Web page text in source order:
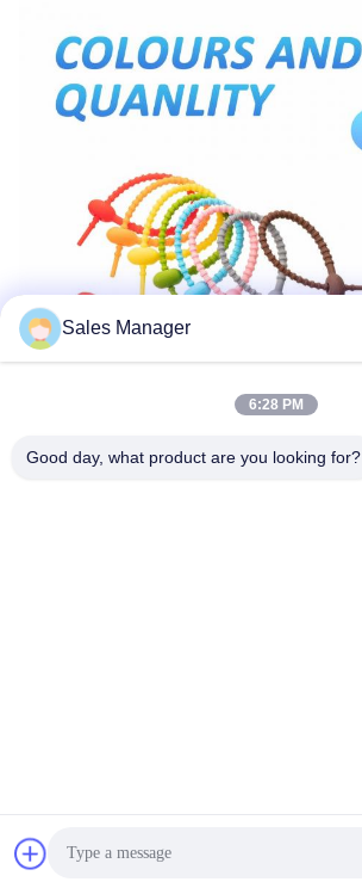
Sales Manager
6:28 PM
Good day, what product are you looking for?